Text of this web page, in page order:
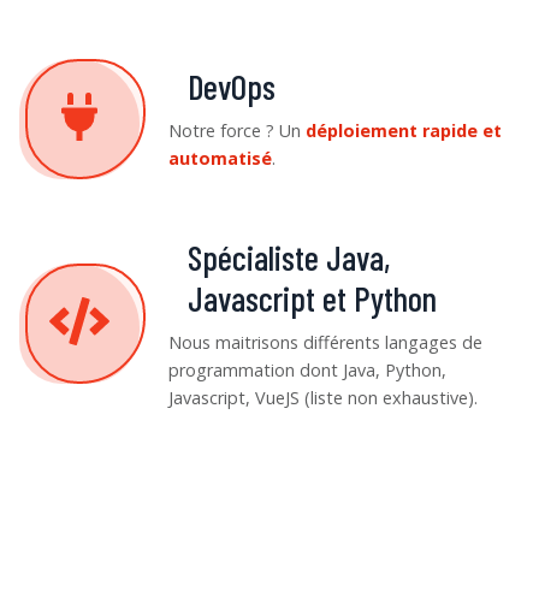
DevOps
Notre force ? Un déploiement rapide et
automatisé.
Spécialiste Java,
Javascript et Python
Nous maitrisons différents langages de
programmation dont Java, Python,
Javascript, VueJS (liste non exhaustive).